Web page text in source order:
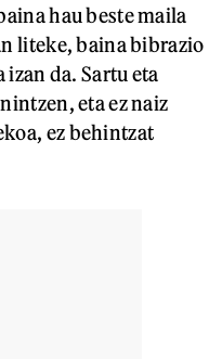
hau beste maila
liteke, baina bibrazio
da. Sartu eta
eta ez naiz
ez behintzat